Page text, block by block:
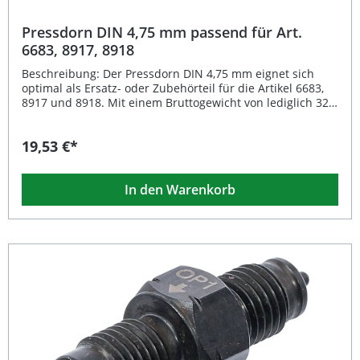
Pressdorn DIN 4,75 mm passend für Art.
6683, 8917, 8918
Beschreibung: Der Pressdorn DIN 4,75 mm eignet sich
optimal als Ersatz- oder Zubehörteil für die Artikel 6683,
8917 und 8918. Mit einem Bruttogewicht von lediglich 32 g
professionellen Einsatz in der Werkstatt, beim
denen genaue Druckverbindungen nach DIN-Vorgabe
erforderlich sind. Durch die exakte Passform
gewährleistet er eine sichere und langlebige Anwendung
bei verschiedenen Arbeiten. Präzisionsfertigung nach
Design für langlebige Nutzung Ideal für Werkstatt- und
Geringes Gewicht von nur 32 g Lieferumfang: 1×
Pressdorn DIN 4,75 mm
19,53 €*
In den Warenkorb